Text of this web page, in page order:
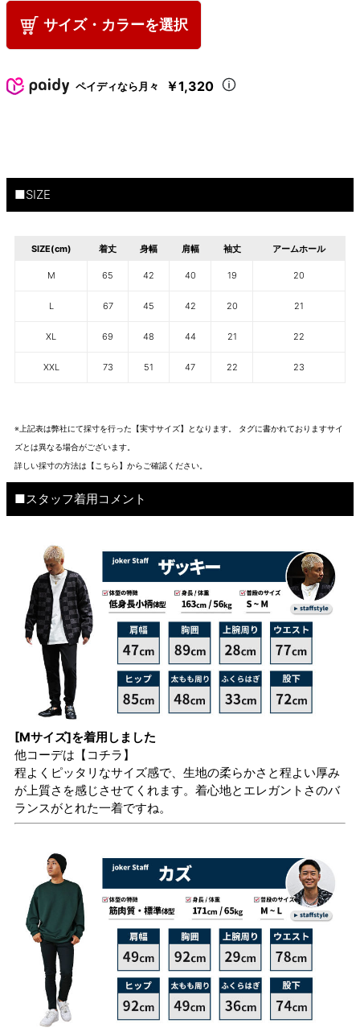
サイズ・カラーを選択
ペイディなら月々 ￥1,320
■SIZE
SIZE(cm) 着丈 身幅 肩幅 袖丈 アームホール
M 65 42 40 19 20
L 67 45 42 20 21
XL 69 48 44 21 22
XXL 73 51 47 22 23
※上記表は弊社にて採寸を行った【実寸サイズ】となります。 タグに書かれておりますサイ
ズとは異なる場合がございます。
詳しい採寸の方法は 【こちら】から ご確認ください。
■スタッフ着用コメント
[Mサイズ]を着用しました
他コーデは 【コチラ】
程よくピッタリなサイズ感で、生地の柔らかさと程よい厚み
が上質さを感じさせてくれます。着心地とエレガントさのバ
ランスがとれた一着ですね。